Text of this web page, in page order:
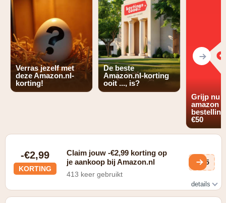
Verras jezelf met
deze Amazon.nl-
korting!
De beste
Amazon.nl-korting
ooit ..., is?
Grijp nu
amazon
€50
-€2,99
KORTING
Claim jouw -€2,99 korting op
je aankoop bij Amazon.nl
413 keer gebruikt
Af5
details